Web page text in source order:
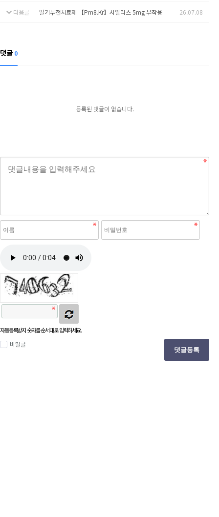
다음글 발기부전치료제 【Pm8.Kr】시알리스 5mg 부작용 26.07.08
댓글 0
등록된 댓글이 없습니다.
자동등록방지 숫자를 순서대로 입력하세요.
비밀글
댓글등록